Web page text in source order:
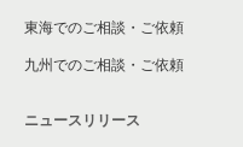
東海でのご相談・ご依頼
九州でのご相談・ご依頼
ニュースリリース